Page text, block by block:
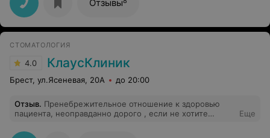
Отзывы
СТОМАТОЛОГИЯ
4.0 КлаусКлиник
Брест, ул.Ясеневая, 20А до 20:00
Отзыв. Пренебрежительное отношение к здоровью
пациента, неоправданно дорого , если не хотите
стороной.Имею печальный опыт
Еще